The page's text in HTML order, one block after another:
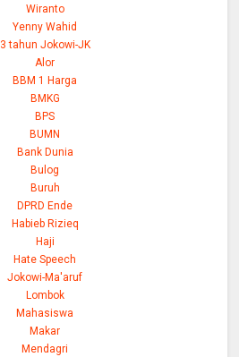
Wiranto
Yenny Wahid
3 tahun Jokowi-JK
Alor
BBM 1 Harga
BMKG
BPS
BUMN
Bank Dunia
Bulog
Buruh
DPRD Ende
Habieb Rizieq
Haji
Hate Speech
Jokowi-Ma'aruf
Lombok
Mahasiswa
Makar
Mendagri